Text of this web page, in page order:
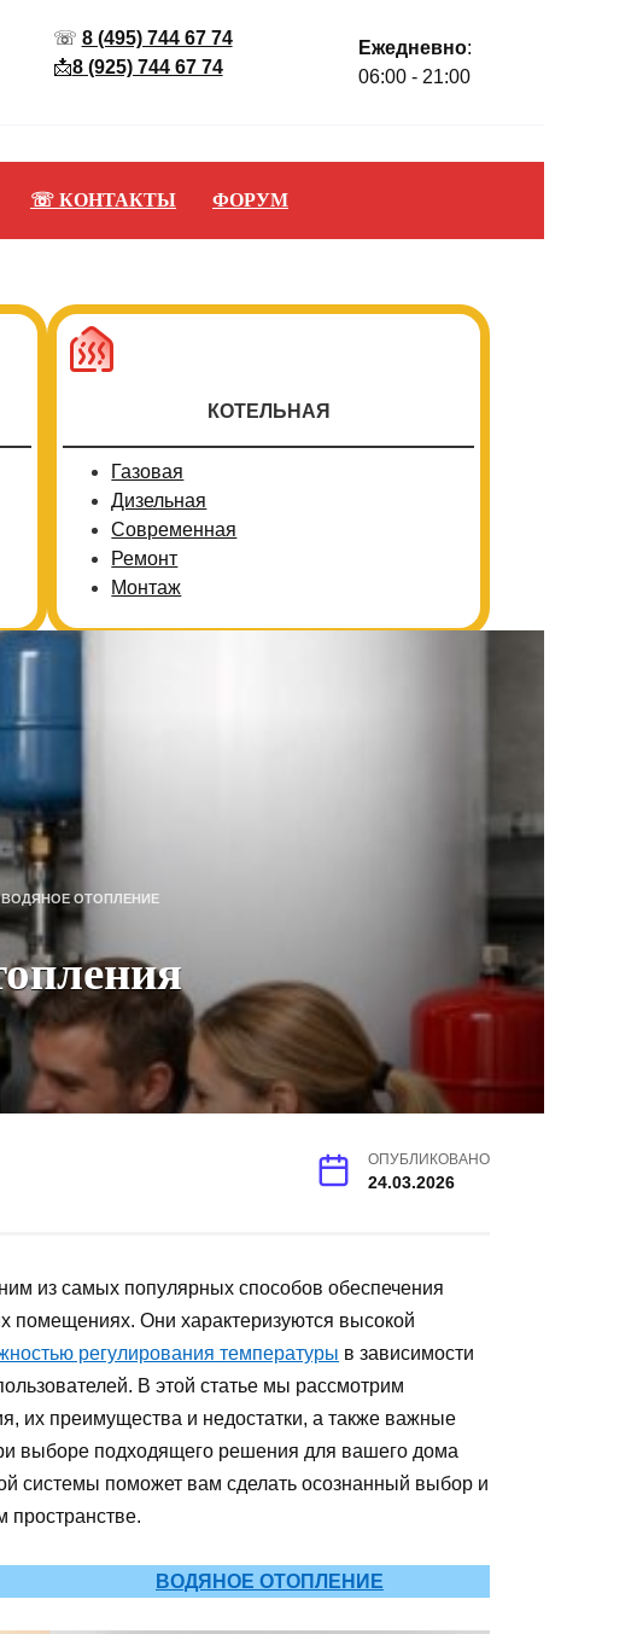
☏ 8 (495) 744 67 74
📩8 (925) 744 67 74
Ежедневно:
06:00 - 21:00
☏ КОНТАКТЫ ФОРУМ
КОТЕЛЬНАЯ
Газовая
Дизельная
Современная
Ремонт
Монтаж
ВОДЯНОЕ ОТОПЛЕНИЕ
ОПУБЛИКОВАНО
24.03.2026
из самых популярных способов обеспечения
помещениях. Они характеризуются высокой
регулирования температуры в зависимости
В этой статье мы рассмотрим
их преимущества и недостатки, а также важные
выборе подходящего решения для вашего дома
системы поможет вам сделать осознанный выбор и
пространстве.
ВОДЯНОЕ ОТОПЛЕНИЕ